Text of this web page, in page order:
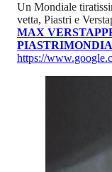
Un Mondiale
vetta, Piastri e
MAX
PIASTRI
https://